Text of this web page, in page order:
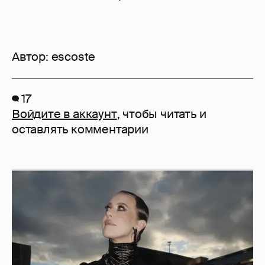
Автор: escoste
17
Войдите в аккаунт, чтобы читать и
оставлять комментарии